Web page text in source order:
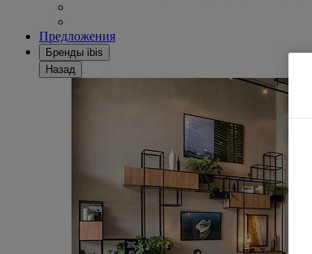
Предложения
Бренды ibis
Назад